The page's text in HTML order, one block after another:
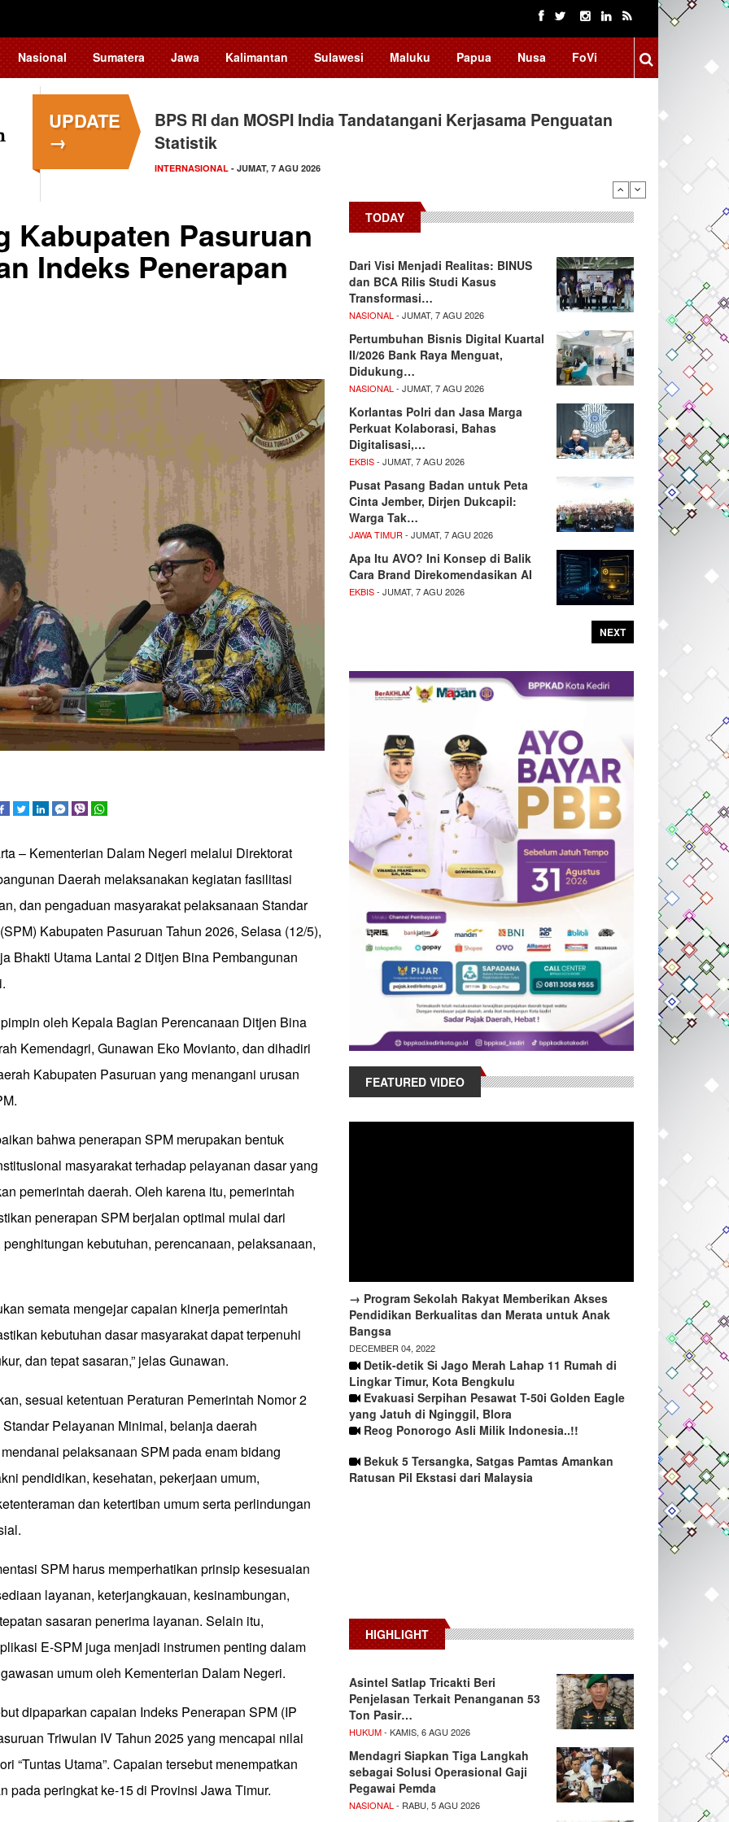
Nasional Sumatera Jawa Kalimantan Sulawesi Maluku Papua Nusa FoVi
UPDATE
→
BPS RI dan MOSPI India Tandatangani Kerjasama Penguatan
Statistik
INTERNASIONAL - JUMAT, 7 AGU 2026
Kabupaten Pasuruan
Indeks Penerapan
– Kementerian Dalam Negeri melalui Direktorat
Daerah melaksanakan kegiatan fasilitasi
dan pengaduan masyarakat pelaksanaan Standar
Kabupaten Pasuruan Tahun 2026, Selasa (12/5),
Bhakti Utama Lantai 2 Ditjen Bina Pembangunan
oleh Kepala Bagian Perencanaan Ditjen Bina
Kemendagri, Gunawan Eko Movianto, dan dihadiri
Kabupaten Pasuruan yang menangani urusan
bahwa penerapan SPM merupakan bentuk
masyarakat terhadap pelayanan dasar yang
pemerintah daerah. Oleh karena itu, pemerintah
penerapan SPM berjalan optimal mulai dari
kebutuhan, perencanaan, pelaksanaan,
semata mengejar capaian kinerja pemerintah
kebutuhan dasar masyarakat dapat terpenuhi
dan tepat sasaran,” jelas Gunawan.
sesuai ketentuan Peraturan Pemerintah Nomor 2
Pelayanan Minimal, belanja daerah
pelaksanaan SPM pada enam bidang
pendidikan, kesehatan, pekerjaan umum,
dan ketertiban umum serta perlindungan
SPM harus memperhatikan prinsip kesesuaian
layanan, keterjangkauan, kesinambungan,
sasaran penerima layanan. Selain itu,
E-SPM juga menjadi instrumen penting dalam
umum oleh Kementerian Dalam Negeri.
dipaparkan capaian Indeks Penerapan SPM (IP
Triwulan IV Tahun 2025 yang mencapai nilai
“Tuntas Utama”. Capaian tersebut menempatkan
pada peringkat ke-15 di Provinsi Jawa Timur.
TODAY
Dari Visi Menjadi Realitas: BINUS
dan BCA Rilis Studi Kasus
Transformasi…
NASIONAL - JUMAT, 7 AGU 2026
Pertumbuhan Bisnis Digital Kuartal
II/2026 Bank Raya Menguat,
Didukung…
NASIONAL - JUMAT, 7 AGU 2026
Korlantas Polri dan Jasa Marga
Perkuat Kolaborasi, Bahas
Digitalisasi,…
EKBIS- JUMAT, 7 AGU 2026
Pusat Pasang Badan untuk Peta
Cinta Jember, Dirjen Dukcapil:
Warga Tak…
JAWA TIMUR - JUMAT, 7 AGU 2026
Apa Itu AVO? Ini Konsep di Balik
Cara Brand Direkomendasikan AI
EKBIS- JUMAT, 7 AGU 2026
NEXT
FEATURED VIDEO
→ Program Sekolah Rakyat Memberikan Akses
Pendidikan Berkualitas dan Merata untuk Anak
Bangsa
DECEMBER 04, 2022
Detik-detik Si Jago Merah Lahap 11 Rumah di
Lingkar Timur, Kota Bengkulu
Evakuasi Serpihan Pesawat T-50i Golden Eagle
yang Jatuh di Nginggil, Blora
Reog Ponorogo Asli Milik Indonesia..!!
Bekuk 5 Tersangka, Satgas Pamtas Amankan
Ratusan Pil Ekstasi dari Malaysia
HIGHLIGHT
Asintel Satlap Tricakti Beri
Penjelasan Terkait Penanganan 53
Ton Pasir…
HUKUM- KAMIS, 6 AGU 2026
Mendagri Siapkan Tiga Langkah
sebagai Solusi Operasional Gaji
Pegawai Pemda
NASIONAL - RABU, 5 AGU 2026